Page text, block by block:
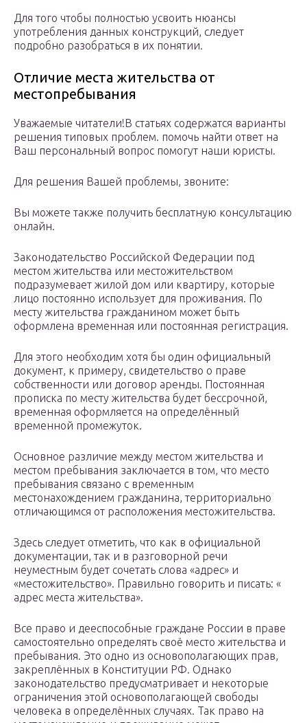
Для того чтобы полностью усвоить нюансы
употребления данных конструкций, следует
подробно разобраться в их понятии.
Отличие места жительства от
местопребывания
Уважаемые читатели!В статьях содержатся варианты
решения типовых проблем. помочь найти ответ на
Ваш персональный вопрос помогут наши юристы.
Для решения Вашей проблемы, звоните:
Вы можете также получить бесплатную консультацию
онлайн.
Законодательство Российской Федерации под
местом жительства или местожительством
подразумевает жилой дом или квартиру, которые
лицо постоянно использует для проживания. По
месту жительства гражданином может быть
оформлена временная или постоянная регистрация.
Для этого необходим хотя бы один официальный
документ, к примеру, свидетельство о праве
собственности или договор аренды. Постоянная
прописка по месту жительства будет бессрочной,
временная оформляется на определённый
временной промежуток.
Основное различие между местом жительства и
местом пребывания заключается в том, что место
пребывания связано с временным
местонахождением гражданина, территориально
отличающимся от расположения местожительства.
Здесь следует отметить, что как в официальной
документации, так и в разговорной речи
неуместным будет сочетать слова «адрес» и
«местожительство». Правильно говорить и писать: «
адрес места жительства».
Все право и дееспособные граждане России в праве
самостоятельно определять своё место жительства и
пребывания. Это одно из основополагающих прав,
закреплённых в Конституции РФ. Однако
законодательство предусматривает и некоторые
ограничения этой основополагающей свободы
человека в определённых случаях. Так право на